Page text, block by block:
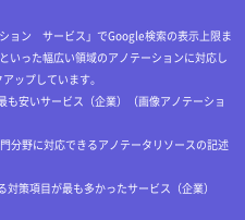
ョン サービス」でGoogle検索の表示上限ま
いった幅広い領域のアノテーションに対応し
ップしています。
安いサービス（企業）（画像アノテーショ
分野に対応できるアノテータリソースの記述
策項目が最も多かったサービス（企業）